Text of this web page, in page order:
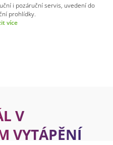
i pozáruční servis, uvedení do
prohlídky.
více
V
VYTÁPĚNÍ